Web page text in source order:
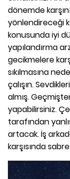
dönemde
yönlendireceği
konusunda iyi
yapılandırma
gecikmelere
sıkılmasına
çalışın.
almış.
yapabilirsiniz.
tarafından
artacak. İş
karşısında